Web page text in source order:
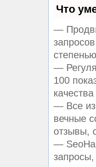
Что
—
—
100
— Все
вечные
отзывы,
—